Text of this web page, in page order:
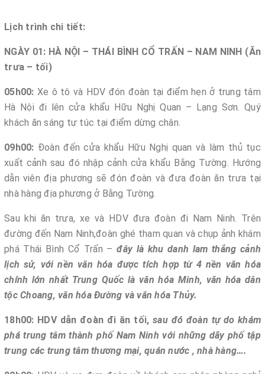
Lịch trình chi tiết:
NGÀY 01: HÀ NỘI – THÁI BÌNH CỔ TRẤN – NAM NINH (Ăn
trưa – tối)
05h00: Xe ô tô và HDV đón đoàn tại điểm hẹn ở trung tâm
Hà Nội đi lên cửa khẩu Hữu Nghị Quan – Lạng Sơn. Quý
khách ăn sáng tự túc tại điểm dừng chân.
09h00: Đoàn đến cửa khẩu Hữu Nghị quan và làm thủ tục
xuất cảnh sau đó nhập cảnh cửa khẩu Bằng Tường. Hướng
dẫn viên địa phương sẽ đón đoàn và đưa đoàn ăn trưa tại
nhà hàng địa phương ở Bằng Tường.
Sau khi ăn trưa, xe và HDV đưa đoàn đi Nam Ninh. Trên
đường đến Nam Ninh,đoàn ghé tham quan và chụp ảnh khám
phá Thái Bình Cổ Trấn –đây là khu danh lam thắng cảnh
lịch sử, với nền văn hóa được tích hợp từ 4 nền văn hóa
chính lớn nhất Trung Quốc là văn hóa Minh, văn hóa dân
tộc Choang, văn hóa Đường và văn hóa Thủy.
18h00: HDV dẫn đoàn đi ăn tối, sau đó đoàn tự do khám
phá trung tâm thành phố Nam Ninh với những dãy phố tập
trung các trung tâm thương mại, quán nước , nhà hàng….